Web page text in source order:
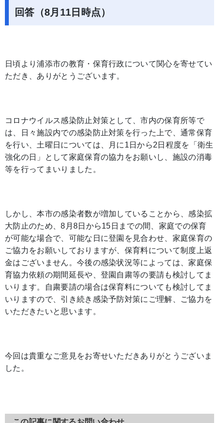
回答（8月11日時点）
日頃より浦添市の教育・保育行政について関心を寄せてい
ただき、ありがとうございます。
コロナウイルス感染防止対策として、市内の保育所等で
は、日々施設内での感染防止対策を行った上で、通常保育
を行い、土曜日については、月に1日から2日程度を「衛生
強化の日」として家庭保育の協力をお願いし、施設の消毒
等を行ってまいりました。
しかし、本市の感染者数が増加していることから、感染拡
大防止のため、8月8日から15日までの間、家庭での保育
が可能な場合で、可能な日に登園を見合わせ、家庭保育の
ご協力をお願いしておりますが、保育料について制度上返
金はございません。今後の感染状況等によっては、家庭保
育協力依頼の期間延長や、登園自粛等の要請も検討してま
いります。自粛要請の場合は保育料についても検討してま
いりますので、引き続き感染予防対策にご理解、ご協力を
いただきたいと思います。
今回は貴重なご意見をお寄せいただきありがとうございま
した。